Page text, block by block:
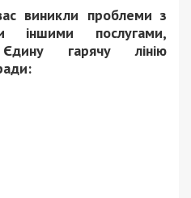
виникли проблеми з
іншими послугами,
гарячу лінію